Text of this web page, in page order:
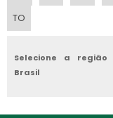
TO
Selecione a região
Brasil